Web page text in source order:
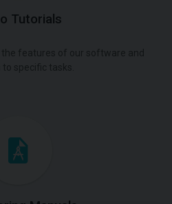
Tutorials